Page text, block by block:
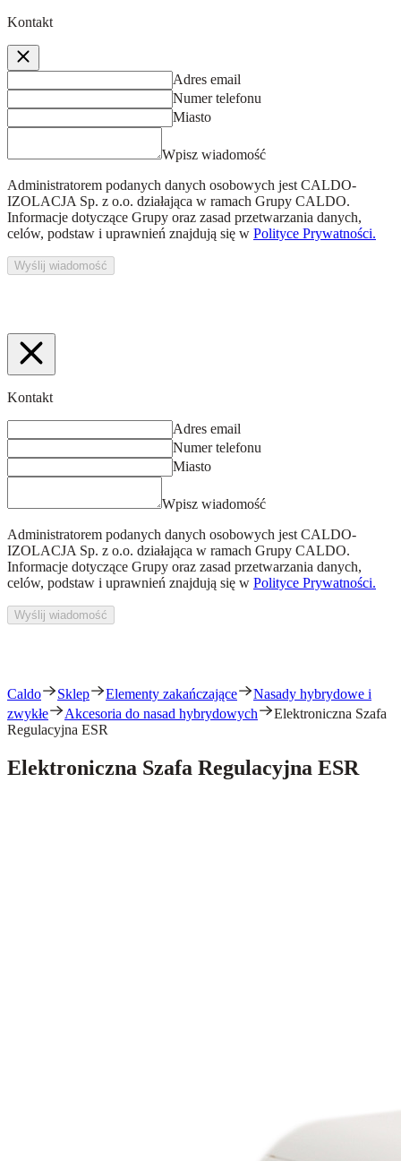
Kontakt
Adres email
Numer telefonu
Miasto
Wpisz wiadomość
Administratorem podanych danych osobowych jest CALDO-
IZOLACJA Sp. z o.o. działająca w ramach Grupy CALDO.
Informacje dotyczące Grupy oraz zasad przetwarzania danych,
celów, podstaw i uprawnień znajdują się w Polityce Prywatności.
Wyślij wiadomość
Kontakt
Adres email
Numer telefonu
Miasto
Wpisz wiadomość
Administratorem podanych danych osobowych jest CALDO-
IZOLACJA Sp. z o.o. działająca w ramach Grupy CALDO.
Informacje dotyczące Grupy oraz zasad przetwarzania danych,
celów, podstaw i uprawnień znajdują się w Polityce Prywatności.
Wyślij wiadomość
Caldo Sklep Elementy zakańczające
Nasady hybrydowe i
zwykłe
Akcesoria do nasad hybrydowych
Elektroniczna Szafa
Regulacyjna ESR
Elektroniczna Szafa Regulacyjna ESR